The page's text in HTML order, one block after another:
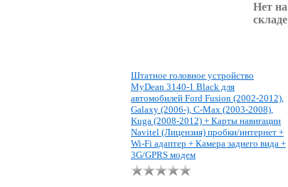
Нет на
складе
Штатное головное устройство
MyDean 3140-1 Black для
автомобилей Ford Fusion (2002-2012),
Galaxy (2006-), C-Max (2003-2008),
Kuga (2008-2012) + Карты навигации
Navitel (Лицензия) пробки/интернет +
Wi-Fi адаптер + Камера заднего вида +
3G/GPRS модем